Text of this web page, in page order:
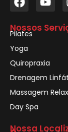
Nossos
Pilates
Yoga
Quiropraxia
Drenagem
Massagem
Day Spa
Nossa